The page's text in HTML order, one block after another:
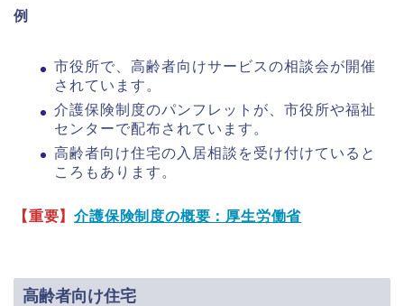
例
市役所で、高齢者向けサービスの相談会が開催
されています。
介護保険制度のパンフレットが、市役所や福祉
センターで配布されています。
高齢者向け住宅の入居相談を受け付けていると
ころもあります。
【重要】介護保険制度の概要：厚生労働省
高齢者向け住宅